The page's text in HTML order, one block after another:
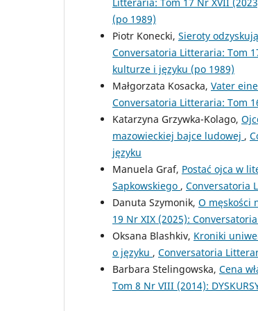
(po 1989)
Piotr Konecki, Sieroty
Conversatoria Litteraria: Tom
kulturze i języku (po 1989)
Małgorzata Kosacka, Vater
Conversatoria Litteraria: Tom
Katarzyna Grzywka-Kolago,
mazowieckiej bajce ludowej ,
języku
Manuela Graf, Postać ojca w
Sapkowskiego , Conversatoria
Danuta Szymonik, O męskości
19 Nr XIX (2025):
Oksana Blashkiv, Kroniki
o języku , Conversatoria
Barbara Stelingowska, Cena
Tom 8 Nr VIII (2014):